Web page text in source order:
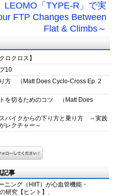
「TYPE-R」で実
FTP Changes Between
Flat & Climbs～
ロクロス】
10
方 （Matt Does Cyclo-Cross Ep. 2
を切るためのコツ （Matt Does
バイクからの下り方と乗り方 ～実践
レクチャー～
記事
ニング（HIIT）が心血管機能・
研究【ヒント】.